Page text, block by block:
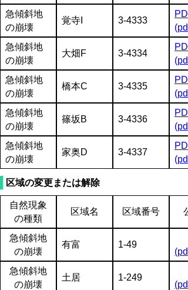
急傾斜地
の崩壊
覚寺I 3-4333
急傾斜地
の崩壊
大畑F 3-4334
急傾斜地
の崩壊
橋本C 3-4335
急傾斜地
の崩壊
篠坂B 3-4336
急傾斜地
の崩壊
家奥D 3-4337
区域の変更または解除
自然現象
の種類
区域名 区域番号
急傾斜地
の崩壊
有富 1-49
急傾斜地
の崩壊
土居 1-249